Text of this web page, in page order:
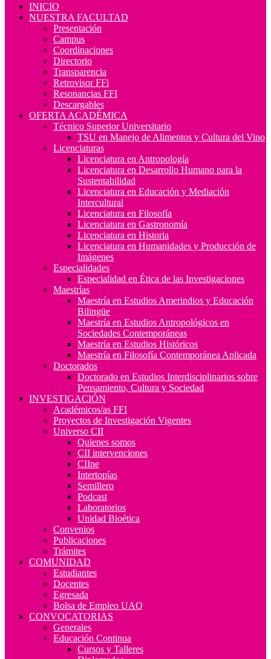
INICIO
NUESTRA FACULTAD
Presentación
Campus
Coordinaciones
Directorio
Transparencia
Retrovisor FFi
Resonancias FFI
Descargables
OFERTA ACADÉMICA
Técnico Superior Universitario
TSU en Manejo de Alimentos y Cultura del Vino
Licenciaturas
Licenciatura en Antropología
Licenciatura en Desarrollo Humano para la
Sustentabilidad
Licenciatura en Educación y Mediación
Intercultural
Licenciatura en Filosofía
Licenciatura en Gastronomía
Licenciatura en Historia
Licenciatura en Humanidades y Producción de
Imágenes
Especialidades
Especialidad en Ética de las Investigaciones
Maestrías
Maestría en Estudios Amerindios y Educación
Bilingüe
Maestría en Estudios Antropológicos en
Sociedades Contemporáneas
Maestría en Estudios Históricos
Maestría en Filosofía Contemporánea Aplicada
Doctorados
Doctorado en Estudios Interdisciplinarios sobre
Pensamiento, Cultura y Sociedad
INVESTIGACIÓN
Académicos/as FFI
Proyectos de Investigación Vigentes
Universo CII
Quienes somos
CII intervenciones
CIIne
Intertopías
Semillero
Podcast
Laboratorios
Unidad Bioética
Convenios
Publicaciones
Trámites
COMUNIDAD
Estudiantes
Docentes
Egresada
Bolsa de Empleo UAQ
CONVOCATORIAS
Generales
Educación Continua
Cursos y Talleres